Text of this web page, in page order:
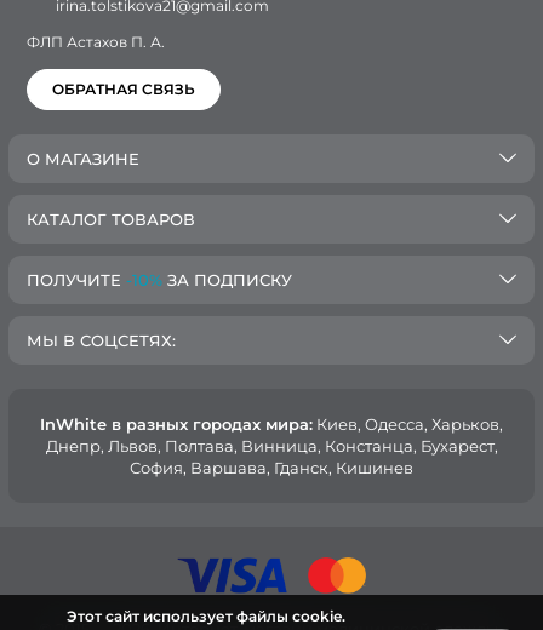
irina.tolstikova21@gmail.com
ФЛП Астахов П. А.
ОБРАТНАЯ СВЯЗЬ
О МАГАЗИНЕ
КАТАЛОГ ТОВАРОВ
ПОЛУЧИТЕ -10% ЗА ПОДПИСКУ
МЫ В СОЦСЕТЯХ:
InWhite в разных городах мира: Киев, Oдесса, Харьков,
Днепр, Львов, Полтава, Винница, Констанца, Бухарест,
София, Варшава, Гданск, Кишинев
Этот сайт использует файлы cookie.